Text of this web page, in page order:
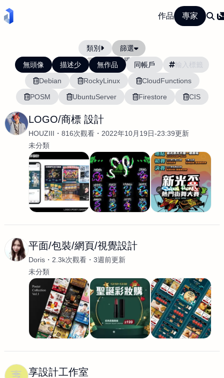
作品 專家
類別 篩選
當前排序: 活躍度
無頭像 描述少 無作品
同帳戶
Debian
RockyLinux
CloudFunctions
POSM
UbuntuServer Firestore CIS
LOGO/商標 設計
HOUZIII 816次觀看
2022年10月19日-23:39更新
未分類
平面/包裝/網頁/視覺設計
Doris 2.3k次觀看
3週前更新
未分類
享設計工作室